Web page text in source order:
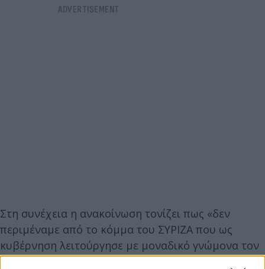
Στη συνέχεια η ανακοίνωση τονίζει πως «δεν
περιμέναμε από το κόμμα του ΣΥΡΙΖΑ που ως
κυβέρνηση λειτούργησε με μοναδικό γνώμονα τον
έλεγχο της Δικαιοσύνης κάτι διαφορετικό από το